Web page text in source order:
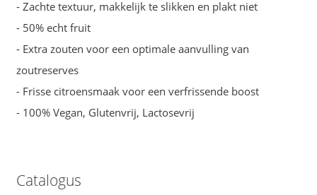
- Zachte textuur, makkelijk te slikken en plakt niet
- 50% echt fruit
- Extra zouten voor een optimale aanvulling van
zoutreserves
- Frisse citroensmaak voor een verfrissende boost
- 100% Vegan, Glutenvrij, Lactosevrij
Catalogus